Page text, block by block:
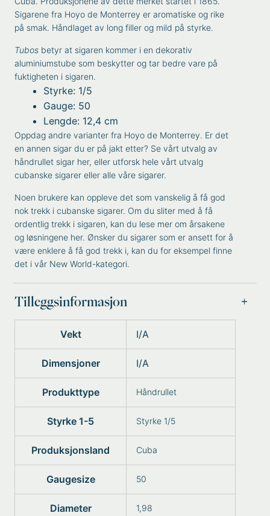
Sigarene fra Hoyo de Monterrey er aromatiske og rike
på smak. Håndlaget av long filler og mild på styrke.
Tubos betyr at sigaren kommer i en dekorativ
aluminiumstube som beskytter og tar bedre vare på
fuktigheten i sigaren.
Styrke: 1/5
Gauge: 50
Lengde: 12,4 cm
Oppdag andre varianter fra Hoyo de Monterrey. Er det
en annen sigar du er på jakt etter? Se vårt utvalg av
håndrullet sigar her, eller utforsk hele vårt utvalg
cubanske sigarer eller alle våre sigarer.
Noen brukere kan oppleve det som vanskelig å få god
nok trekk i cubanske sigarer. Om du sliter med å få
ordentlig trekk i sigaren, kan du lese mer omårsakene
og løsningene her. Ønsker du sigarer som er ansett for å
være enklere å få god trekk i, kan du for eksempel finne
det i vår New World-kategori.
Tilleggsinformasjon
Vekt I/A
Dimensjoner I/A
Produkttype Håndrullet
Styrke 1-5 Styrke 1/5
Produksjonsland Cuba
Gaugesize 50
Diameter 1,98